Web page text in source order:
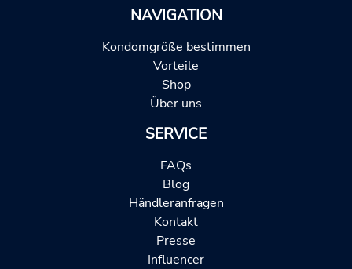
NAVIGATION
Kondomgröße bestimmen
Vorteile
Shop
Über uns
SERVICE
FAQs
Blog
Händleranfragen
Kontakt
Presse
Influencer